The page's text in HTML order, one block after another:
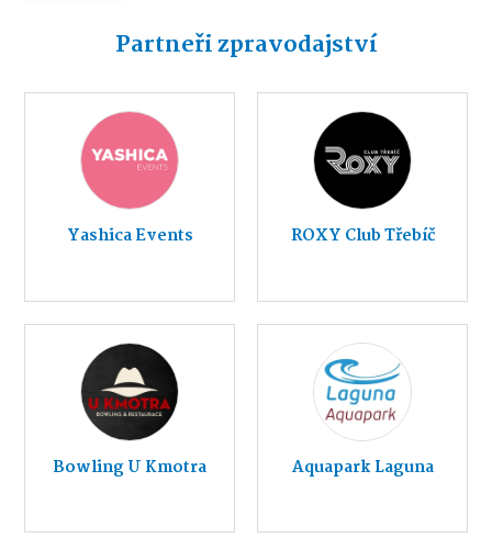
Partneři zpravodajství
Yashica Events ROXY Club Třebíč
Bowling U Kmotra Aquapark Laguna